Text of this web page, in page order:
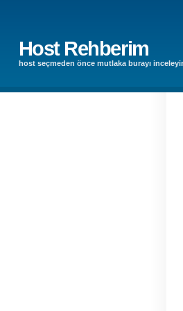
Host Rehberim
host seçmeden önce mutlaka burayı